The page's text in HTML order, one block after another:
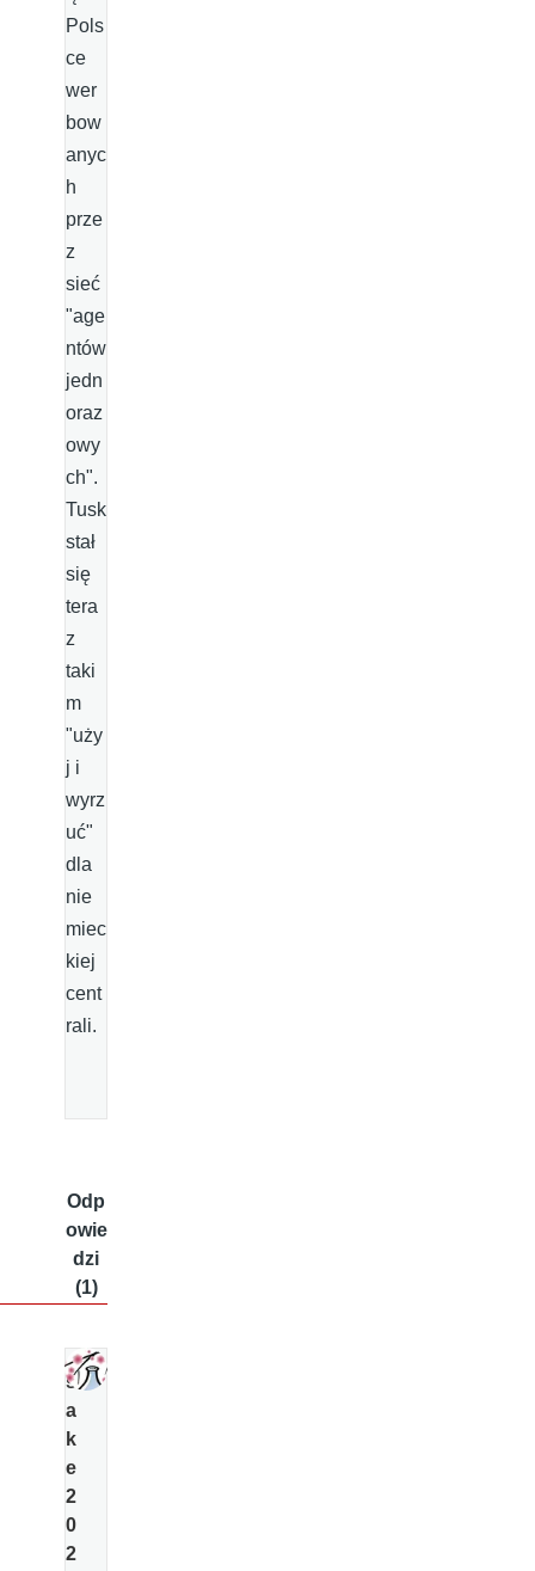
Pols
ce
wer
bow
anyc
h
prze
z
sieć
"age
ntów
jedn
oraz
owy
ch".
Tusk
stał
się
tera
z
taki
m
"uży
j i
wyrz
uć"
dla
nie
miec
kiej
cent
rali.
Odp
owie
dzi
(1)
s
a
k
e
2
0
2